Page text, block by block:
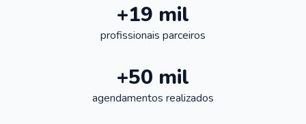
+19 mil
profissionais parceiros
+50 mil
agendamentos realizados